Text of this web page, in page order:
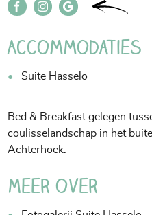
Accommodaties
Suite Hasselo
Bed & Breakfast gelegen
coulisselandschap in het
Achterhoek.
Meer over